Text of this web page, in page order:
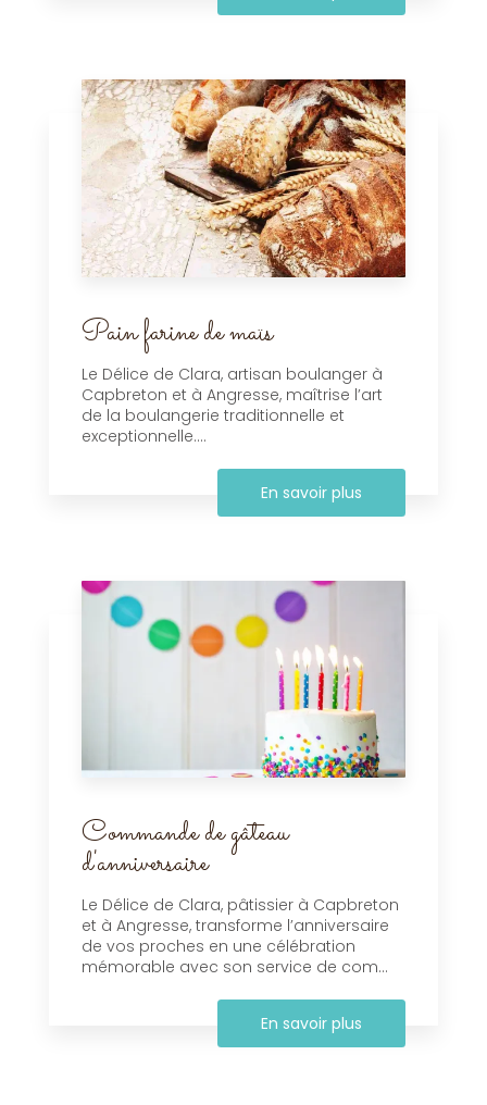
Pain farine de maïs
Le Délice de Clara, artisan boulanger à
Capbreton et à Angresse, maîtrise l’art
de la boulangerie traditionnelle et
exceptionnelle....
En savoir plus
Commande de gâteau
d'anniversaire
Le Délice de Clara, pâtissier à Capbreton
et à Angresse, transforme l’anniversaire
de vos proches en une célébration
mémorable avec son service de com...
En savoir plus